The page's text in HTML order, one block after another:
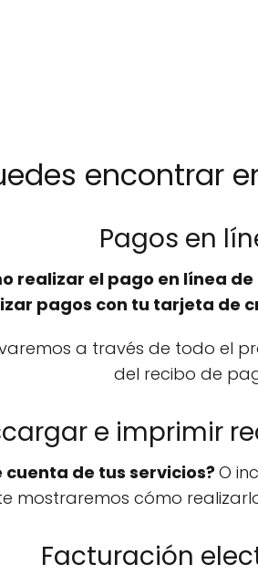
encontrar
Pagos en
realizar el pago en línea de
pagos con tu tarjeta de
a través de todo el
del recibo de
e imprimir
de tus servicios? O
mostraremos cómo
Facturación